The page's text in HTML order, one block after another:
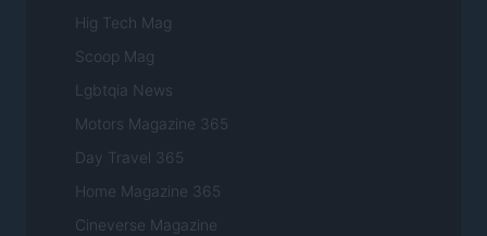
Hig Tech Mag
Scoop Mag
Lgbtqia News
Motors Magazine 365
Day Travel 365
Home Magazine 365
Cineverse Magazine